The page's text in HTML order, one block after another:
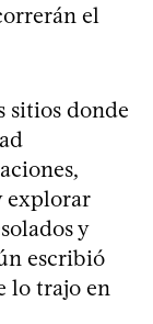
el
sitios donde
explorar
y
escribió
lo trajo en